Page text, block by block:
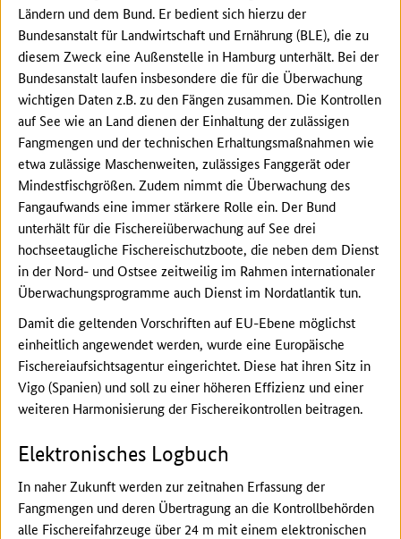
Ländern und dem Bund. Er bedient sich hierzu der
Bundesanstalt für Landwirtschaft und Ernährung (BLE), die zu
diesem Zweck eine Außenstelle in Hamburg unterhält. Bei der
Bundesanstalt laufen insbesondere die für die Überwachung
wichtigen Daten z.B. zu den Fängen zusammen. Die Kontrollen
auf See wie an Land dienen der Einhaltung der zulässigen
Fangmengen und der technischen Erhaltungsmaßnahmen wie
etwa zulässige Maschenweiten, zulässiges Fanggerät oder
Mindestfischgrößen. Zudem nimmt die Überwachung des
Fangaufwands eine immer stärkere Rolle ein. Der Bund
unterhält für die Fischereiüberwachung auf See drei
hochseetaugliche Fischereischutzboote, die neben dem Dienst
in der Nord- und Ostsee zeitweilig im Rahmen internationaler
Überwachungsprogramme auch Dienst im Nordatlantik tun.
Damit die geltenden Vorschriften auf EU-Ebene möglichst
einheitlich angewendet werden, wurde eine Europäische
Fischereiaufsichtsagentur eingerichtet. Diese hat ihren Sitz in
Vigo (Spanien) und soll zu einer höheren Effizienz und einer
weiteren Harmonisierung der Fischereikontrollen beitragen.
Elektronisches Logbuch
In naher Zukunft werden zur zeitnahen Erfassung der
Fangmengen und deren Übertragung an die Kontrollbehörden
alle Fischereifahrzeuge über 24 m mit einem elektronischen